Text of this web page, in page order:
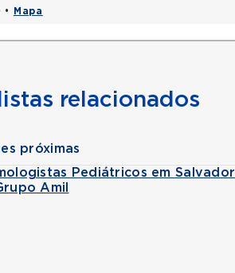
• Mapa
relacionados
próximas
Pediátricos em Salvador
Amil